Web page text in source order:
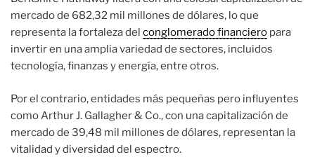
mercado de 682,32 mil millones de dólares, lo que
representa la fortaleza del conglomerado financiero para
invertir en una amplia variedad de sectores, incluidos
tecnología, finanzas y energía, entre otros.
Por el contrario, entidades más pequeñas pero influyentes
como Arthur J. Gallagher & Co., con una capitalización de
mercado de 39,48 mil millones de dólares, representan la
vitalidad y diversidad del espectro.